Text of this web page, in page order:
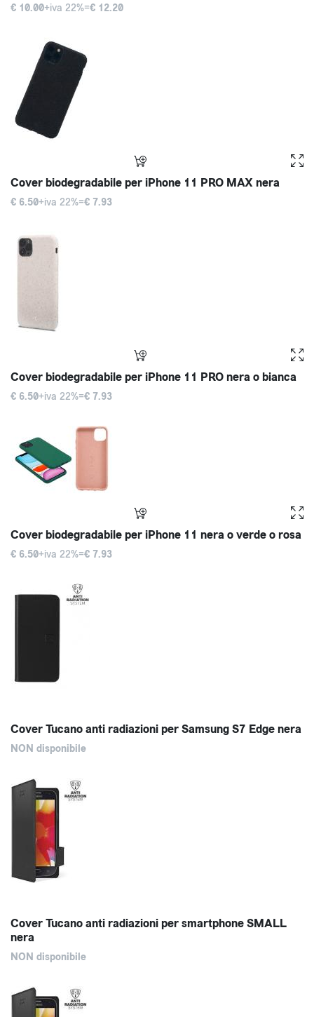
€ 10.00+iva 22%=€ 12.20
Cover biodegradabile per iPhone 11 PRO MAX nera
€ 6.50+iva 22%=€ 7.93
Cover biodegradabile per iPhone 11 PRO nera o bianca
€ 6.50+iva 22%=€ 7.93
Cover biodegradabile per iPhone 11 nera o verde o rosa
€ 6.50+iva 22%=€ 7.93
Cover Tucano anti radiazioni per Samsung S7 Edge nera
NON disponibile
Cover Tucano anti radiazioni per smartphone SMALL
nera
NON disponibile